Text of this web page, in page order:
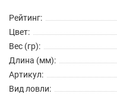
Рейтинг:
Цвет:
Вес (гр):
Длина (мм):
Артикул:
Вид ловли: